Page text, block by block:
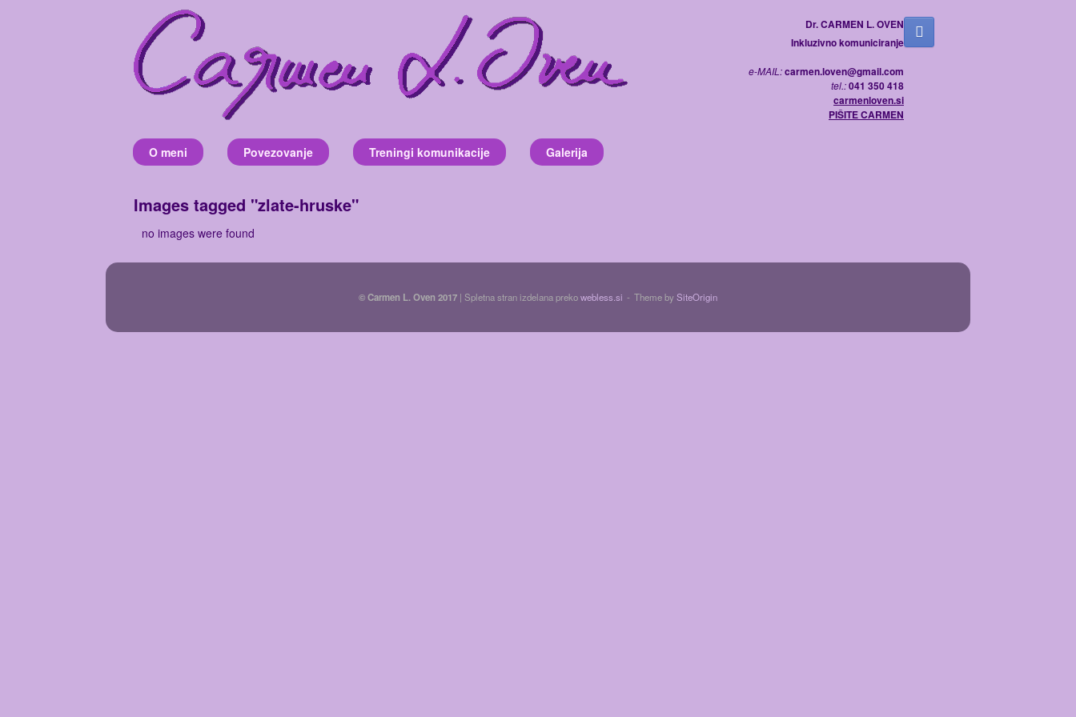
content
Dr. CARMEN L. OVEN
Inkluzivno komuniciranje
e-MAIL:carmen.loven@gmail.com
tel.:041 350 418
carmenloven.si
PIŠITE CARMEN
O meni Povezovanje Treningi komunikacije Galerija
Images tagged "zlate-hruske"
no images were found
©Carmen L. Oven 2017 | Spletna stran izdelana prekowebless.si Theme bySiteOrigin